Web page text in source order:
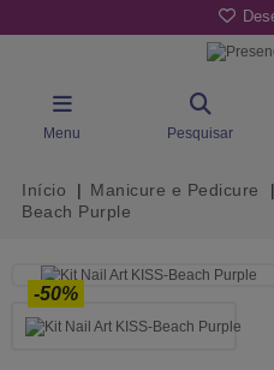
Menu Pesquisar
Início Manicure e Pedicure
Beach Purple
-50%